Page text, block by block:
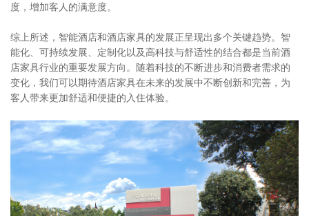
度，增加客人的满意度。
综上所述，智能酒店和酒店家具的发展正呈现出多个关键趋势。智
能化、可持续发展、定制化以及高科技与舒适性的结合都是当前酒
店家具行业的重要发展方向。随着科技的不断进步和消费者需求的
变化，我们可以期待酒店家具在未来的发展中不断创新和完善，为
客人带来更加舒适和便捷的入住体验。